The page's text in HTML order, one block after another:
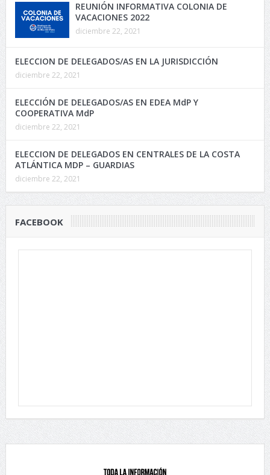
REUNIÓN INFORMATIVA COLONIA DE
VACACIONES 2022
diciembre 22, 2021
ELECCION DE DELEGADOS/AS EN LA JURISDICCIÓN
diciembre 22, 2021
ELECCIÓN DE DELEGADOS/AS EN EDEA MdP Y
COOPERATIVA MdP
diciembre 22, 2021
ELECCION DE DELEGADOS EN CENTRALES DE LA COSTA
ATLÁNTICA MDP – GUARDIAS
diciembre 22, 2021
FACEBOOK